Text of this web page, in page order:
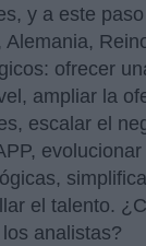
y a este
Alemania,
ofrecer
ampliar la
escalar el
evolucionar
el talento.
analistas?